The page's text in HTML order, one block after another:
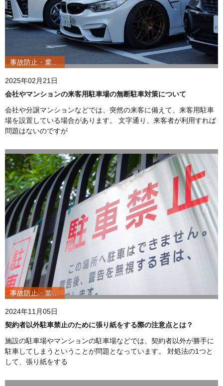
事故防止・業務改善
2025年02月21日
会社やマンションの来客用駐車場の無断駐車対策について
会社や分譲マンションなどでは、突然の来客に備えて、来客用駐車
場を設置している場合があります。 文字通り、来客者が利用すれば
問題はないのですが
事故防止・業務改善
2024年11月05日
契約者以外駐車禁止のために張り紙をする際の注意点とは？
施設の駐車場やマンションの駐車場などでは、契約者以外が勝手に
駐車してしまうということが問題となっています。 対処法の1つと
して、張り紙をする